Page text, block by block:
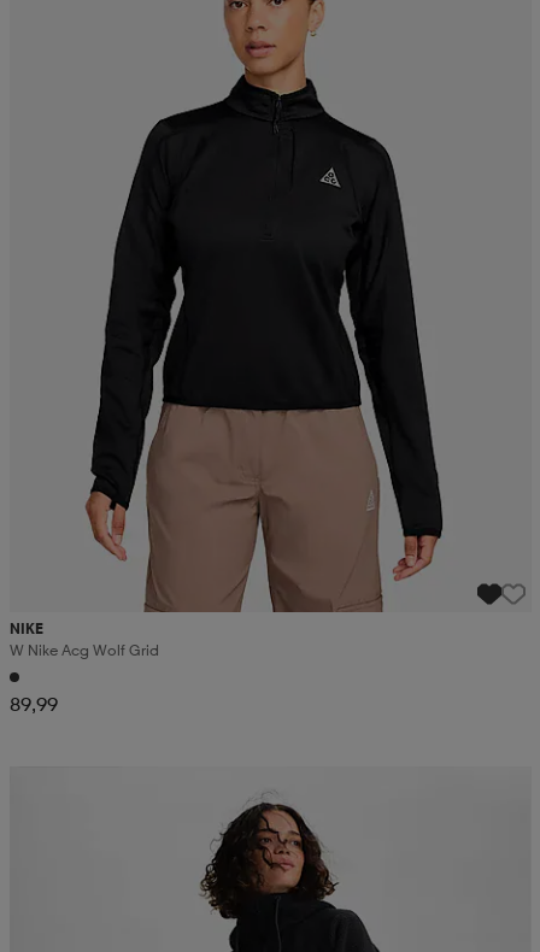
NIKE
W Nike Acg Wolf Grid
89,99